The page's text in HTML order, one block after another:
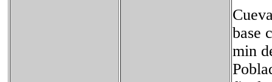
base
min